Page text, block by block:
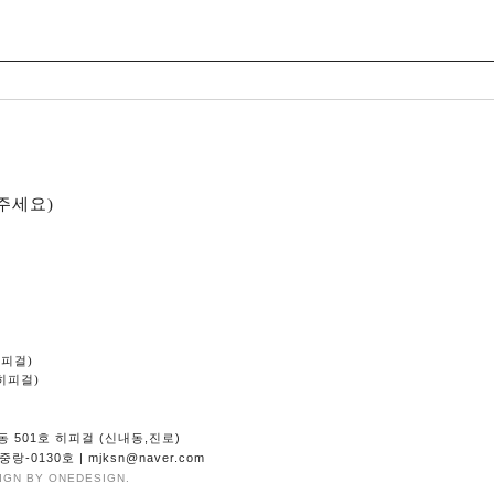
세요)
걸)
피걸)
501호 히피걸 (신내동,진로)
랑-0130호 | mjksn@naver.com
BY ONEDESIGN.